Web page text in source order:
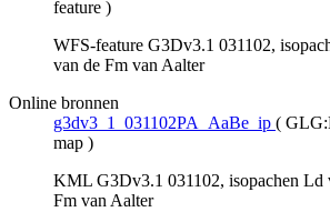
feature )
WFS-feature G3Dv3.1 031102,
van de Fm van Aalter
Online bronnen
g3dv3_1_031102PA_AaBe_ip (
map )
KML G3Dv3.1 031102, isopachen Ld
Fm van Aalter